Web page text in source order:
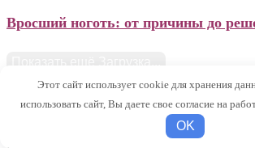
Вросший ноготь: от причины до
Отзывы наших
Этот сайт использует cookie для хранения
использовать сайт, Вы даете свое согласие на
OK